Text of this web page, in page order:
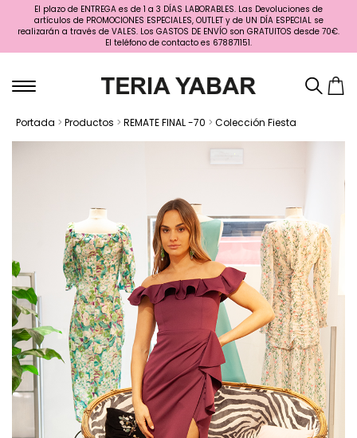
El plazo de ENTREGA es de 1 a 3 DÍAS LABORABLES. Las Devoluciones de
artículos de PROMOCIONES ESPECIALES, OUTLET y de UN DÍA ESPECIAL se
realizarán a través de VALES. Los GASTOS DE ENVÍO son GRATUITOS desde 70€.
El teléfono de contacto es 678871151.
Portada > Productos > REMATE FINAL -70 > Colección Fiesta